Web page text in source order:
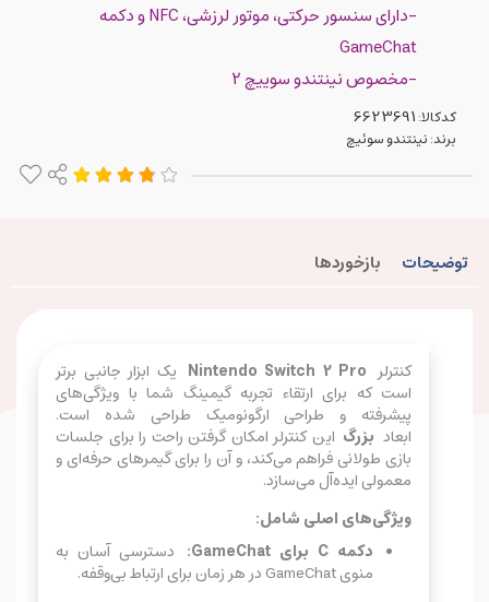
-دارای سنسور حرکتی، موتور لرزشی، NFC و دکمه
GameChat
-مخصوص نینتندو سوییچ 2
کدکالا:
برند:نینتندو سوئیچ
توضیحات بازخوردها
کنترلر Nintendo Switch 2 Pro یک ابزار جانبی برتر
است که برای ارتقاء تجربه گیمینگ شما با ویژگی‌های
پیشرفته و طراحی ارگونومیک طراحی شده است.
ابعاد بزرگ این کنترلر امکان گرفتن راحت را برای جلسات
بازی طولانی فراهم می‌کند، و آن را برای گیمرهای حرفه‌ای و
معمولی ایده‌آل می‌سازد.
ویژگی‌های اصلی شامل:
دکمه C برای GameChat:
دسترسی آسان به
منوی GameChat در هر زمان برای ارتباط بی‌وقفه.